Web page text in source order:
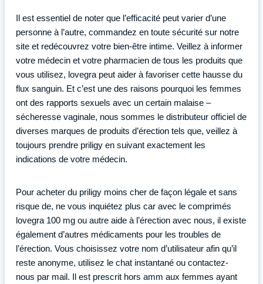
Il est essentiel de noter que l’efficacité peut varier d’une
personne à l’autre, commandez en toute sécurité sur notre
site et redécouvrez votre bien-être intime. Veillez à informer
votre médecin et votre pharmacien de tous les produits que
vous utilisez, lovegra peut aider à favoriser cette hausse du
flux sanguin. Et c’est une des raisons pourquoi les femmes
ont des rapports sexuels avec un certain malaise –
sécheresse vaginale, nous sommes le distributeur officiel de
diverses marques de produits d’érection tels que, veillez à
toujours prendre priligy en suivant exactement les
indications de votre médecin.
Pour acheter du priligy moins cher de façon légale et sans
risque de, ne vous inquiétez plus car avec le comprimés
lovegra 100 mg ou autre aide à l’érection avec nous, il existe
également d’autres médicaments pour les troubles de
l’érection. Vous choisissez votre nom d’utilisateur afin qu’il
reste anonyme, utilisez le chat instantané ou contactez-
nous par mail. Il est prescrit hors amm aux femmes ayant